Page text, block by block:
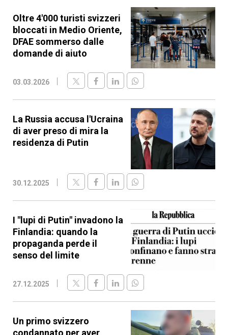
Oltre 4'000 turisti svizzeri
bloccati in Medio Oriente,
DFAE sommerso dalle
domande di aiuto
03.03.2026
La Russia accusa l'Ucraina
di aver preso di mira la
residenza di Putin
30.12.2025
I "lupi di Putin" invadono la
Finlandia: quando la
propaganda perde il
senso del limite
27.12.2025
Un primo svizzero
condannato per aver